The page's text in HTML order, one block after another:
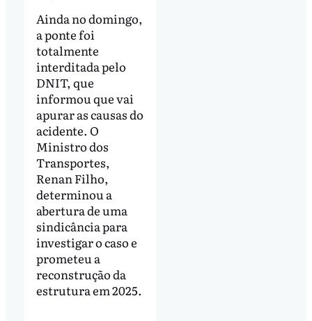
Ainda no domingo,
a ponte foi
totalmente
interditada pelo
DNIT, que
informou que vai
apurar as causas do
acidente. O
Ministro dos
Transportes,
Renan Filho,
determinou a
abertura de uma
sindicância para
investigar o caso e
prometeu a
reconstrução da
estrutura em 2025.